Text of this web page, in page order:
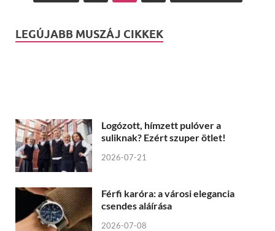
LEGÚJABB MUSZÁJ CIKKEK
Logózott, hímzett pulóver a
suliknak? Ezért szuper ötlet!
2026-07-21
Férfi karóra: a városi elegancia
csendes aláírása
2026-07-08